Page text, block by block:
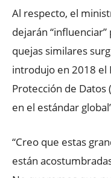
Al respecto, el
dejarán
quejas similares
introdujo en 2018 el
Protección de Datos
en el estándar
“Creo que estas
están